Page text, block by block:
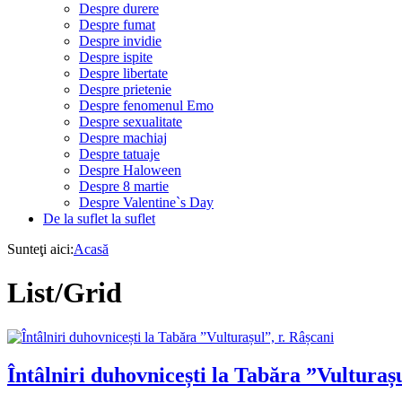
Despre durere
Despre fumat
Despre invidie
Despre ispite
Despre libertate
Despre prietenie
Despre fenomenul Emo
Despre sexualitate
Despre machiaj
Despre tatuaje
Despre Haloween
Despre 8 martie
Despre Valentine`s Day
De la suflet la suflet
Sunteţi aici:Acasă
List/Grid
Întâlniri duhovnicești la Tabăra